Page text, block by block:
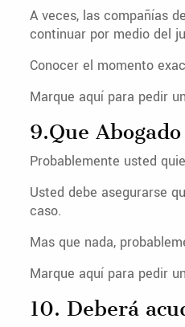
A veces, las compañías
continuar por medio del
Conocer el momento
Marque aquí para pedir
9.Que
Probablemente usted
Usted debe asegurarse
caso.
Mas que nada,
Marque aquí para pedir
10. Deberá